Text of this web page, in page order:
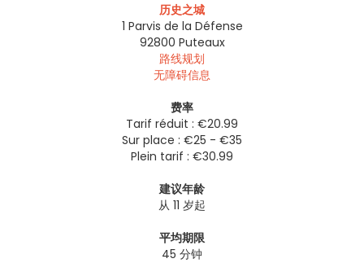
历史之城
1 Parvis de la Défense
92800 Puteaux
路线规划
无障碍信息
费率
Tarif réduit : €20.99
Sur place : €25 - €35
Plein tarif : €30.99
建议年龄
从 11 岁起
平均期限
45 分钟